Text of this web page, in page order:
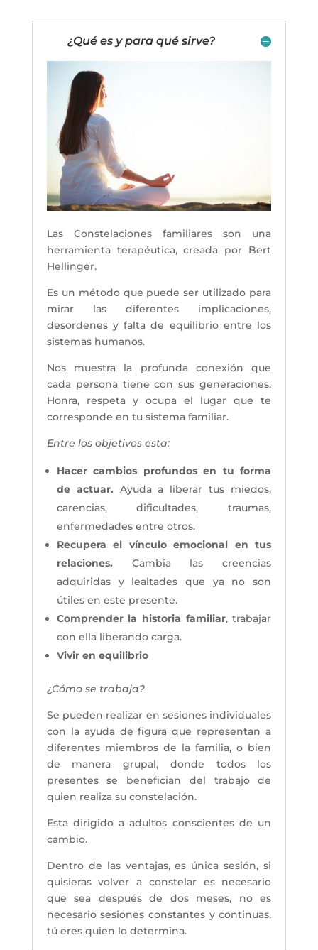
¿Qué es y para qué sirve?
Las Constelaciones familiares son una
herramienta terapéutica, creada por Bert
Hellinger.
Es un método que puede ser utilizado para
mirar las diferentes implicaciones,
desordenes y falta de equilibrio entre los
sistemas humanos.
Nos muestra la profunda conexión que
cada persona tiene con sus generaciones.
Honra, respeta y ocupa el lugar que te
corresponde en tu sistema familiar.
Entre los objetivos esta:
Hacer cambios profundos en tu forma
de actuar. Ayuda a liberar tus miedos,
carencias, dificultades, traumas,
enfermedades entre otros.
Recupera el vínculo emocional en tus
relaciones. Cambia las creencias
adquiridas y lealtades que ya no son
útiles en este presente.
Comprender la historia familiar, trabajar
con ella liberando carga.
Vivir en equilibrio
¿Cómo se trabaja?
Se pueden realizar en sesiones individuales
con la ayuda de figura que representan a
diferentes miembros de la familia, o bien
de manera grupal, donde todos los
presentes se benefician del trabajo de
quien realiza su constelación.
Esta dirigido a adultos conscientes de un
cambio.
Dentro de las ventajas, es única sesión, si
quisieras volver a constelar es necesario
que sea después de dos meses, no es
necesario sesiones constantes y continuas,
tú eres quien lo determina.